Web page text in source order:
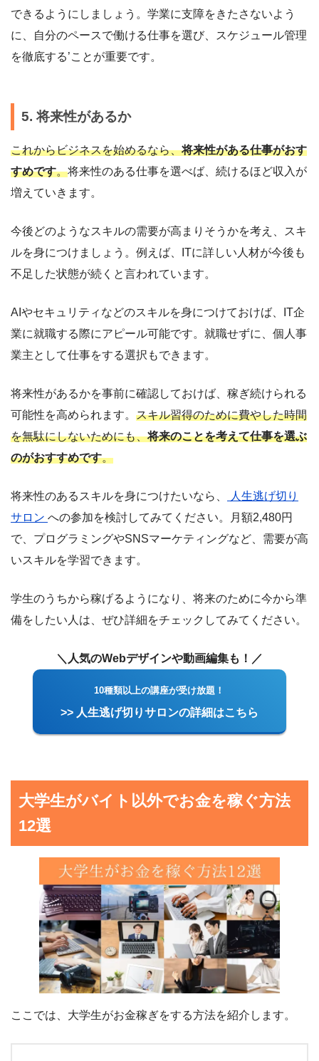
できるようにしましょう。学業に支障をきたさないよう
に、自分のペースで働ける仕事を選び、スケジュール管理
を徹底する’ことが重要です。
5. 将来性があるか
これからビジネスを始めるなら、将来性がある仕事がおす
すめです。将来性のある仕事を選べば、続けるほど収入が
増えていきます。
今後どのようなスキルの需要が高まりそうかを考え、スキ
ルを身につけましょう。例えば、ITに詳しい人材が今後も
不足した状態が続くと言われています。
AIやセキュリティなどのスキルを身につけておけば、IT企
業に就職する際にアピール可能です。就職せずに、個人事
業主として仕事をする選択もできます。
将来性があるかを事前に確認しておけば、稼ぎ続けられる
可能性を高められます。 スキル習得のために費やした時間
を無駄にしないためにも、将来のことを考えて仕事を選ぶ
のがおすすめです。
将来性のあるスキルを身につけたいなら、
人生逃げ切り
サロン への参加を検討してみてください。月額2,480円
で、プログラミングやSNSマーケティングなど、需要が高
いスキルを学習できます。
学生のうちから稼げるようになり、将来のために今から準
備をしたい人は、ぜひ詳細をチェックしてみてください。
＼人気のWebデザインや動画編集も！／
10種類以上の講座が受け放題！
>> 人生逃げ切りサロンの詳細はこちら
大学生がバイト以外でお金を稼ぐ方法
12選
ここでは、大学生がお金稼ぎをする方法を紹介します。